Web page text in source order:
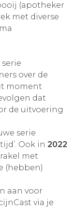
(apotheker
met diverse
over de
moment
dat
de uitvoering
serie
Ook in 2022
met
(hebben)
aan voor
via je